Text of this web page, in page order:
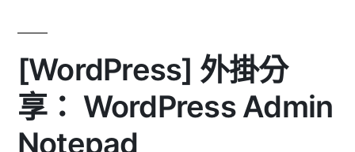
[WordPress] 外掛分
享： WordPress Admin
Notepad